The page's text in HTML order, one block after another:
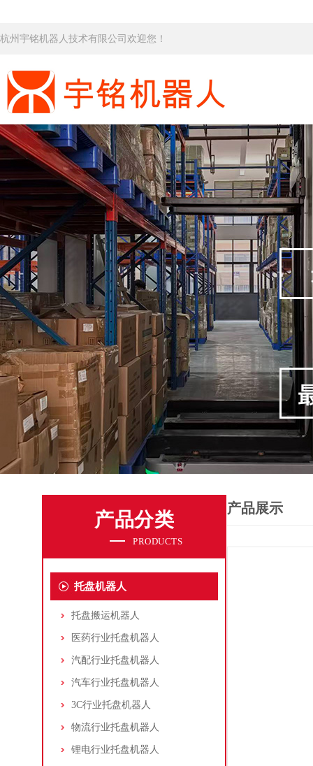
杭州宇铭机器人技术有限公司欢迎您！
产品分类
PRODUCTS
托盘机器人
托盘搬运机器人
医药行业托盘机器人
汽配行业托盘机器人
汽车行业托盘机器人
3C行业托盘机器人
物流行业托盘机器人
锂电行业托盘机器人
产品展示